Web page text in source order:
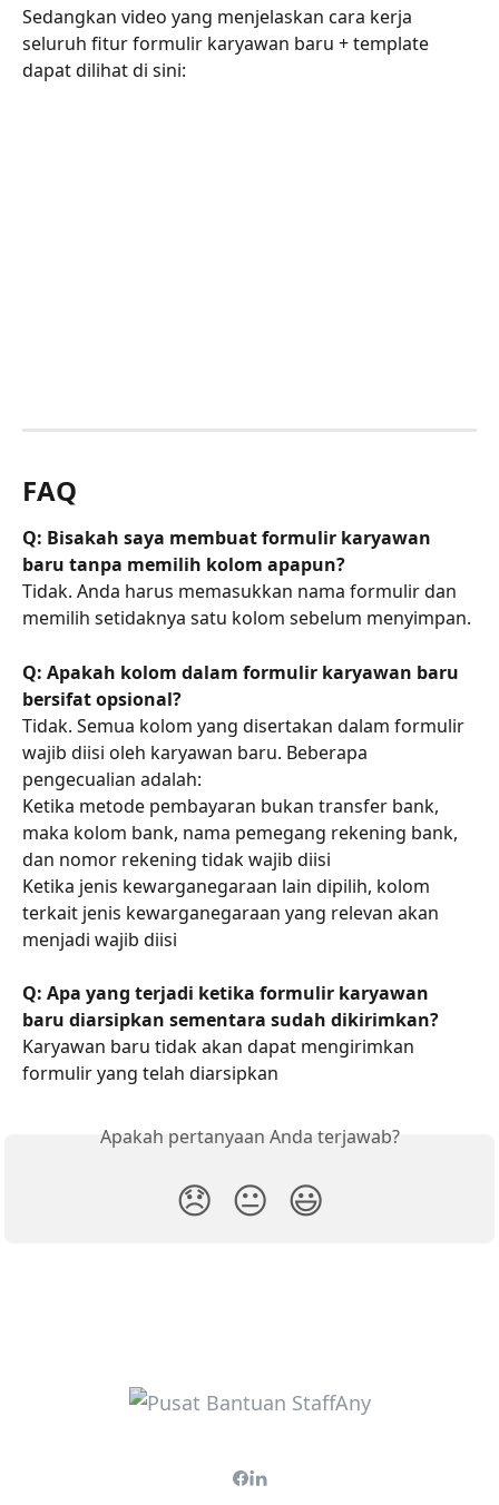
Sedangkan video yang menjelaskan cara kerja
seluruh fitur formulir karyawan baru + template
dapat dilihat di sini:
FAQ
Q: Bisakah saya membuat formulir karyawan
baru tanpa memilih kolom apapun?
Tidak. Anda harus memasukkan nama formulir dan
memilih setidaknya satu kolom sebelum menyimpan.
Q: Apakah kolom dalam formulir karyawan baru
bersifat opsional?
Tidak. Semua kolom yang disertakan dalam formulir
wajib diisi oleh karyawan baru. Beberapa
pengecualian adalah:
Ketika metode pembayaran bukan transfer bank,
maka kolom bank, nama pemegang rekening bank,
dan nomor rekening tidak wajib diisi
Ketika jenis kewarganegaraan lain dipilih, kolom
terkait jenis kewarganegaraan yang relevan akan
menjadi wajib diisi
Q: Apa yang terjadi ketika formulir karyawan
baru diarsipkan sementara sudah dikirimkan?
Karyawan baru tidak akan dapat mengirimkan
formulir yang telah diarsipkan
Apakah pertanyaan Anda terjawab?
😞 😐 😃